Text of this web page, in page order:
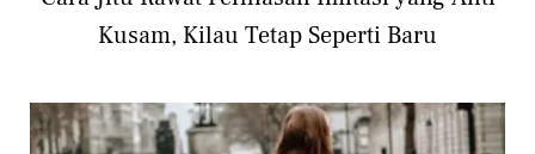
Kusam, Kilau Tetap Seperti Baru